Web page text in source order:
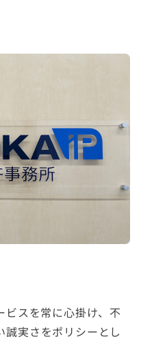
スを常に心掛け、不
実さをポリシーとし